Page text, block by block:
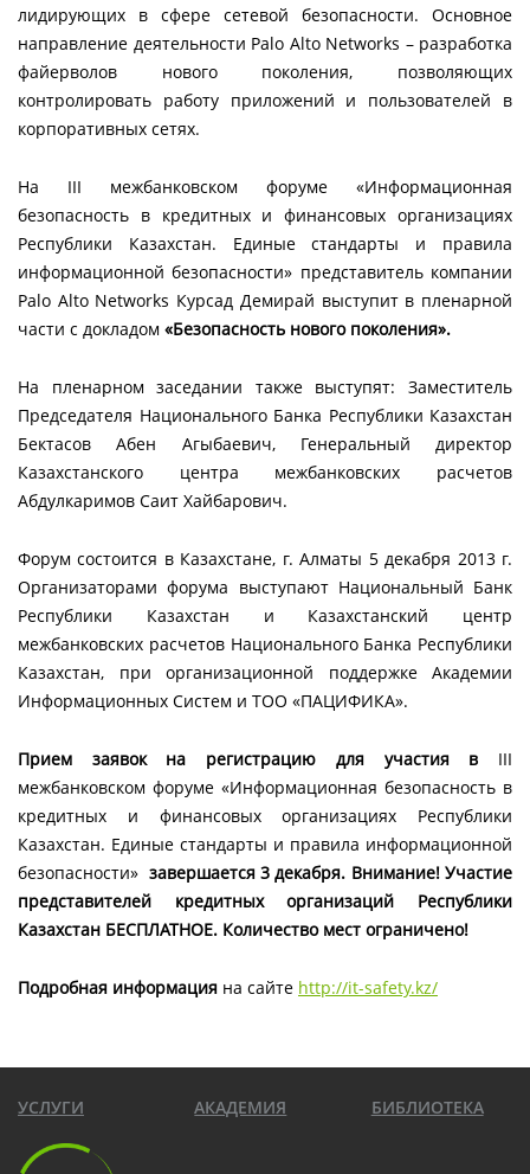
лидирующих в сфере сетевой безопасности. Основное
направление деятельности Palo Alto Networks – разработка
файерволов нового поколения, позволяющих
контролировать работу приложений и пользователей в
корпоративных сетях.
На III межбанковском форуме «Информационная
безопасность в кредитных и финансовых организациях
Республики Казахстан. Единые стандарты и правила
информационной безопасности» представитель компании
Palo Alto Networks Курсад Демирай выступит в пленарной
части с докладом «Безопасность нового поколения».
На пленарном заседании также выступят: Заместитель
Председателя Национального Банка Республики Казахстан
Бектасов Абен Агыбаевич, Генеральный директор
Казахстанского центра межбанковских расчетов
Абдулкаримов Саит Хайбарович.
Форум состоится в Казахстане, г. Алматы 5 декабря 2013 г.
Организаторами форума выступают Национальный Банк
Республики Казахстан и Казахстанский центр
межбанковских расчетов Национального Банка Республики
Казахстан, при организационной поддержке Академии
Информационных Систем и ТОО «ПАЦИФИКА».
Прием заявок на регистрацию для участия в III
межбанковском форуме «Информационная безопасность в
кредитных и финансовых организациях Республики
Казахстан. Единые стандарты и правила информационной
безопасности» завершается 3 декабря. Внимание! Участие
представителей кредитных организаций Республики
Казахстан БЕСПЛАТНОЕ. Количество мест ограничено!
Подробная информация на сайте http://it-safety.kz/
УСЛУГИ АКАДЕМИЯ БИБЛИОТЕКА